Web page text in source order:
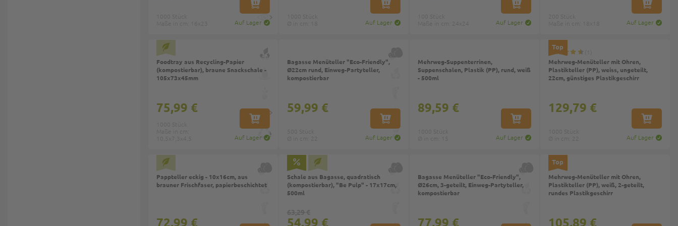
Auf Lager
IN DEN WARENKORB
Auf Lager
IN DEN WARENKORB
Auf Lager
IN DEN WARENKORB
Auf Lager
IN DEN
Foodtray aus Recycling-Papier
(kompostierbar), braune Snackschale -
105x73x45mm
Auf Lager
IN DEN WARENKORB
75,99 €
Bagasse Menüteller "Eco-Friendly",
Ø22cm rund, Einweg-Partyteller,
kompostierbar
Auf Lager
IN DEN WARENKORB
59,99 €
Mehrweg-Suppenterrinen,
Suppenschalen, Plastik (PP), rund, weiß
- 500ml
Auf Lager
IN DEN WARENKORB
89,59 €
Top
Mehrweg-Menüteller mit Ohren,
Plastikteller (PP), weiss, ungeteilt,
22cm, günstiges Plastikgeschirr
Auf Lager
IN DEN
129,79 €
Pappteller eckig - 10x16cm, aus
brauner Frischfaser, papierbeschichtet
72,99 €
Schale aus Bagasse, quadratisch
(kompostierbar), "Be Pulp" - 17x17cm,
500ml
54,99 €
63,29 €
Bagasse Menüteller "Eco-Friendly",
Ø26cm, 3-geteilt, Einweg-Partyteller,
kompostierbar
77,99 €
Top
Mehrweg-Menüteller mit Ohren,
Plastikteller (PP), weiß, 2-geteilt,
rundes Plastikgeschirr
105,89 €